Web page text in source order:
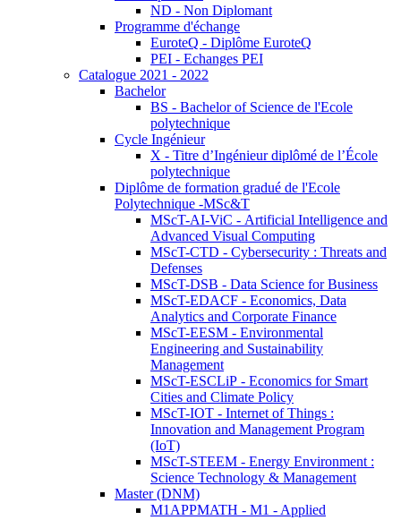
ND - Non Diplomant
Programme d'échange
EuroteQ - Diplôme EuroteQ
PEI - Echanges PEI
Catalogue 2021 - 2022
Bachelor
BS - Bachelor of Science de l'Ecole
polytechnique
Cycle Ingénieur
X - Titre d’Ingénieur diplômé de l’École
polytechnique
Diplôme de formation gradué de l'Ecole
Polytechnique -MSc&T
MScT-AI-ViC - Artificial Intelligence and
Advanced Visual Computing
MScT-CTD - Cybersecurity : Threats and
Defenses
MScT-DSB - Data Science for Business
MScT-EDACF - Economics, Data
Analytics and Corporate Finance
MScT-EESM - Environmental
Engineering and Sustainability
Management
MScT-ESCLiP - Economics for Smart
Cities and Climate Policy
MScT-IOT - Internet of Things :
Innovation and Management Program
(IoT)
MScT-STEEM - Energy Environment :
Science Technology & Management
Master (DNM)
M1APPMATH - M1 - Applied